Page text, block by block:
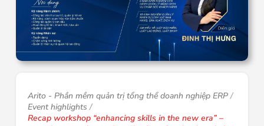
Arito - Phần mềm quản trị tổng thể doanh nghiệp ERP
Event highlights
Recap workshop “enhancing skills in the new era” –